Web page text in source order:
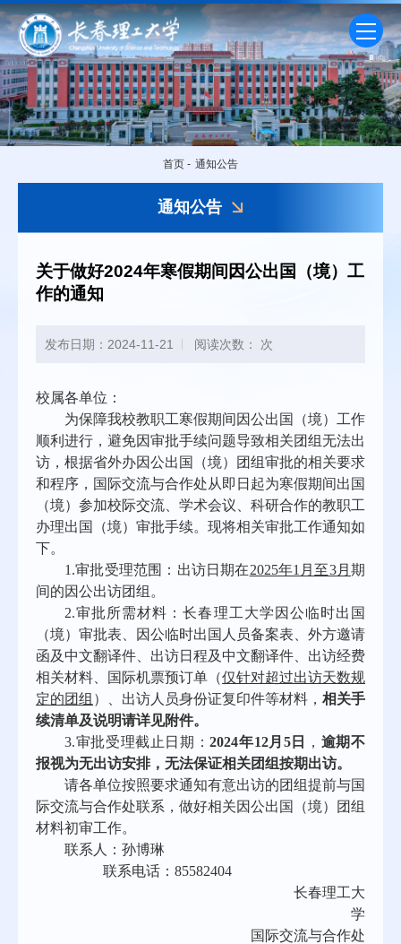
通知公告
首页 - 通知公告
关于做好2024年寒假期间因公出国（境）工
作的通知
发布日期：2024-11-21 阅读次数： 次
校属各单位：
为保障我校教职工寒假期间因公出国（境）工作
顺利进行，避免因审批手续问题导致相关团组无法出
访，根据省外办因公出国（境）团组审批的相关要求
和程序，国际交流与合作处从即日起为寒假期间出国
（境）参加校际交流、学术会议、科研合作的教职工
办理出国（境）审批手续。现将相关审批工作通知如
下。
1.审批受理范围：出访日期在2025年1月至3月期
间的因公出访团组。
2.审批所需材料：长春理工大学因公临时出国
（境）审批表、因公临时出国人员备案表、外方邀请
函及中文翻译件、出访日程及中文翻译件、出访经费
相关材料、国际机票预订单（仅针对超过出访天数规
定的团组 ）、出访人员身份证复印件等材料， 相关手
续清单及说明请详见附件。
3.审批受理截止日期：2024年12月5日 ， 逾期不
报视为无出访安排，无法保证相关团组按期出访。
请各单位按照要求通知有意出访的团组提前与国
际交流与合作处联系，做好相关因公出国（境）团组
材料初审工作。
联系人：孙博琳
联系电话：85582404
长春理工大
学
国际交流与合作处